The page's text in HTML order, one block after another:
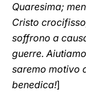
Quaresima;
Cristo
soffrono a
guerre.
saremo motivo
benedica!]